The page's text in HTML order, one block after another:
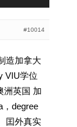
#10014
造加拿大
VIU学位
洲英国 加
degree
囯外真实